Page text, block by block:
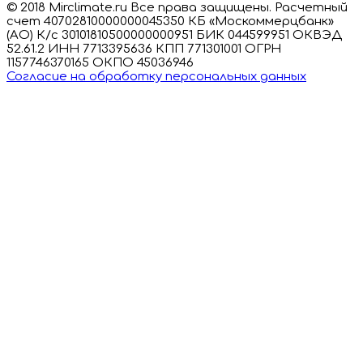
© 2018 Mirclimate.ru Все права защищены. Расчетный
счет 40702810000000045350 КБ «Москоммерцбанк»
(АО) К/с 30101810500000000951 БИК 044599951 ОКВЭД
52.61.2 ИНН 7713395636 КПП 771301001 ОГРН
1157746370165 ОКПО 45036946
Согласие на обработку персональных данных